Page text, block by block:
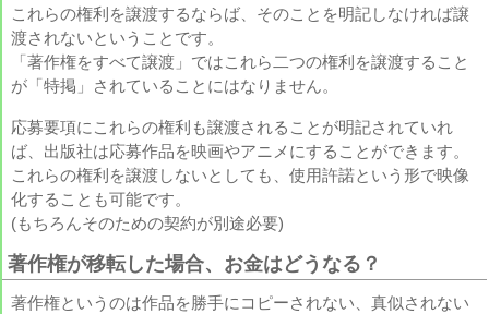
これらの権利を譲渡するならば、そのことを明記しなければ譲
渡されないということです。
「著作権をすべて譲渡」ではこれら二つの権利を譲渡すること
が「特掲」されていることにはなりません。
応募要項にこれらの権利も譲渡されることが明記されていれ
ば、出版社は応募作品を映画やアニメにすることができます。
これらの権利を譲渡しないとしても、使用許諾という形で映像
化することも可能です。
(もちろんそのための契約が別途必要)
著作権が移転した場合、お金はどうなる？
著作権というのは作品を勝手にコピーされない、真似されない